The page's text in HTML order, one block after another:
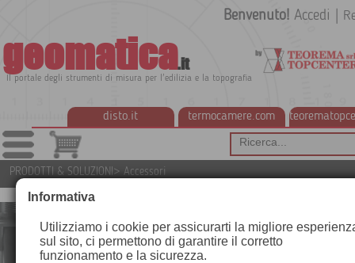
geomatica.it
Il portale degli strumenti di misura per l'edilizia e la topografia
disto.it termocamere.com
Benvenuto! Accedi
PRODOTTI & SOLUZIONI> Accessori
Informativa
Utilizziamo i cookie per assicurarti la migliore
sul sito, ci permettono di garantire il corretto
funzionamento e la sicurezza.